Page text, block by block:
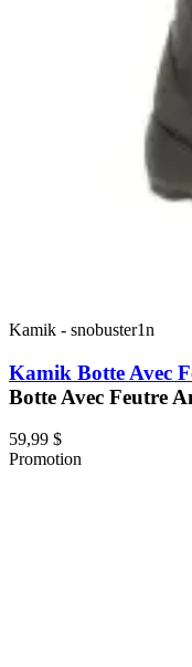
Kamik - snobuster1n
Kamik Botte Avec
Botte Avec Feutre
59,99 $
Promotion